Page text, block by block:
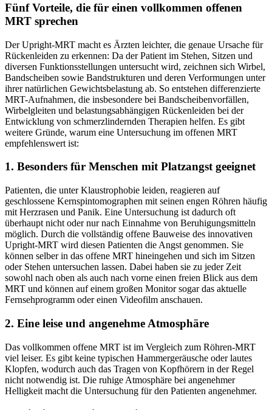
Fünf Vorteile, die für einen vollkommen offenen
MRT sprechen
Der Upright-MRT macht es Ärzten leichter, die genaue Ursache für
Rückenleiden zu erkennen: Da der Patient im Stehen, Sitzen und
diversen Funktionsstellungen untersucht wird, zeichnen sich Wirbel,
Bandscheiben sowie Bandstrukturen und deren Verformungen unter
ihrer natürlichen Gewichtsbelastung ab. So entstehen differenzierte
MRT-Aufnahmen, die insbesondere bei Bandscheibenvorfällen,
Wirbelgleiten und belastungsabhängigen Rückenleiden bei der
Entwicklung von schmerzlindernden Therapien helfen. Es gibt
weitere Gründe, warum eine Untersuchung im offenen MRT
empfehlenswert ist:
1. Besonders für Menschen mit Platzangst geeignet
Patienten, die unter Klaustrophobie leiden, reagieren auf
geschlossene Kernspintomographen mit seinen engen Röhren häufig
mit Herzrasen und Panik. Eine Untersuchung ist dadurch oft
überhaupt nicht oder nur nach Einnahme von Beruhigungsmitteln
möglich. Durch die vollständig offene Bauweise des innovativen
Upright-MRT wird diesen Patienten die Angst genommen. Sie
können selber in das offene MRT hineingehen und sich im Sitzen
oder Stehen untersuchen lassen. Dabei haben sie zu jeder Zeit
sowohl nach oben als auch nach vorne einen freien Blick aus dem
MRT und können auf einem großen Monitor sogar das aktuelle
Fernsehprogramm oder einen Videofilm anschauen.
2. Eine leise und angenehme Atmosphäre
Das vollkommen offene MRT ist im Vergleich zum Röhren-MRT
viel leiser. Es gibt keine typischen Hammergeräusche oder lautes
Klopfen, wodurch auch das Tragen von Kopfhörern in der Regel
nicht notwendig ist. Die ruhige Atmosphäre bei angenehmer
Helligkeit macht die Untersuchung für den Patienten angenehmer.